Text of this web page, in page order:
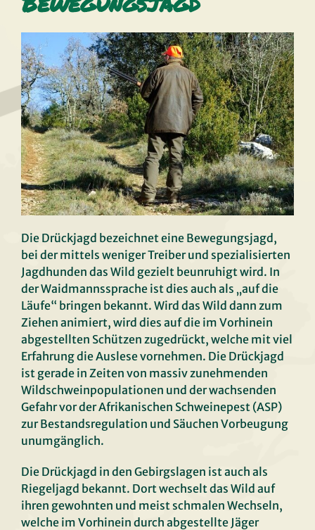
Die Drückjagd bezeichnet eine Bewegungsjagd,
bei der mittels weniger Treiber und spezialisierten
Jagdhunden das Wild gezielt beunruhigt wird. In
der Waidmannssprache ist dies auch als „auf die
Läufe“ bringen bekannt. Wird das Wild dann zum
Ziehen animiert, wird dies auf die im Vorhinein
abgestellten Schützen zugedrückt, welche mit viel
Erfahrung die Auslese vornehmen. Die Drückjagd
ist gerade in Zeiten von massiv zunehmenden
Wildschweinpopulationen und der wachsenden
Gefahr vor der Afrikanischen Schweinepest (ASP)
zur Bestandsregulation und Säuchen Vorbeugung
unumgänglich.
Die Drückjagd in den Gebirgslagen ist auch als
Riegeljagd bekannt. Dort wechselt das Wild auf
ihren gewohnten und meist schmalen Wechseln,
welche im Vorhinein durch abgestellte Jäger